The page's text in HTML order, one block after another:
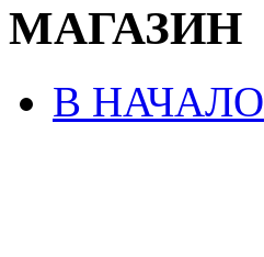
МАГАЗИН
В НАЧАЛО